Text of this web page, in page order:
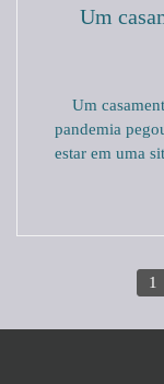
Um
Um
pandemia
estar em uma
1